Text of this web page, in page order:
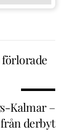
förlorade
Kalmar –
derbyt